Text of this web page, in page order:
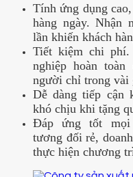
Tính ứng dụng
hàng ngày. Nhận
lần khiến khách
Tiết kiệm chi
nghiệp hoàn
người chỉ trong vài
Dễ dàng tiếp cận
khó chịu khi tặng
Đáp ứng tốt
tương đối rẻ,
thực hiện chương